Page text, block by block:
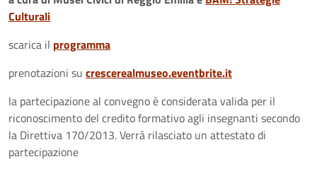
Culturali
scarica il programma
prenotazioni su crescerealmuseo.eventbrite.it
la partecipazione al convegno è considerata valida per il
riconoscimento del credito formativo agli insegnanti secondo
la Direttiva 170/2013. Verrà rilasciato un attestato di
partecipazione